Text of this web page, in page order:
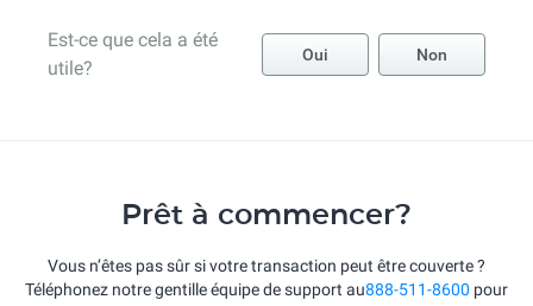
Est-ce que cela a été
utile?
Oui Non
Prêt à commencer?
Vous n’êtes pas sûr si votre transaction peut être couverte ?
Téléphonez notre gentille équipe de support au888-511-8600 pour